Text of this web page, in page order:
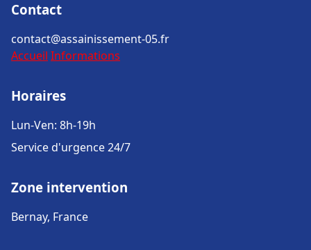
Contact
contact@assainissement-05.fr
Accueil Informations
Horaires
Lun-Ven: 8h-19h
Service d'urgence 24/7
Zone intervention
Bernay, France